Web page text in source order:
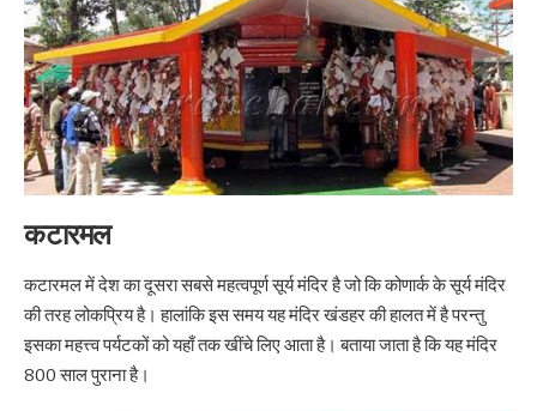
कटारमल
कटारमल में देश का दूसरा सबसे महत्वपूर्ण सूर्य मंदिर है जो कि कोणार्क के सूर्य मंदिर
की तरह लोकप्रिय है। हालांकि इस समय यह मंदिर खंडहर की हालत में है परन्तु
इसका महत्त्व पर्यटकों को यहाँ तक खींचे लिए आता है। बताया जाता है कि यह मंदिर
800 साल पुराना है।